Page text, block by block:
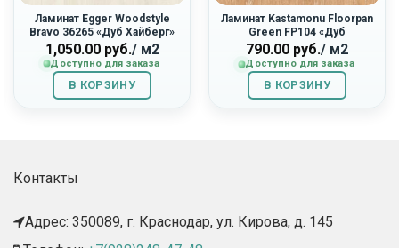
Ламинат Egger Woodstyle
Bravo 36265 «Дуб Хайберг»
1,050.00руб./ м2
Доступно для заказа
В КОРЗИНУ
Ламинат Kastamonu Floorpan
Green FP104 «Дуб
Ливерпуль»
790.00 руб./ м2
Доступно для заказа
В КОРЗИНУ
Контакты
Адрес: 350089, г. Краснодар, ул. Кирова, д. 145​